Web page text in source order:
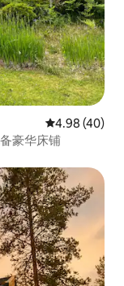
平均评分
4.98 (40)
豪华床铺